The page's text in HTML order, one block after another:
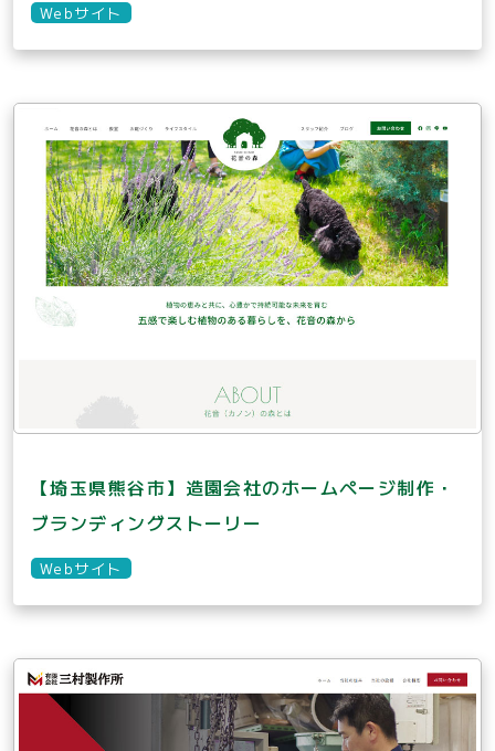
Webサイト
【埼玉県熊谷市】造園会社のホームページ制作・
ブランディングストーリー
Webサイト